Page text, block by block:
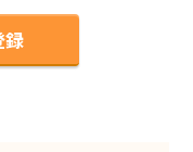
録